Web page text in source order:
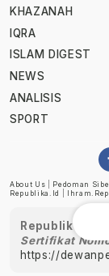
KHAZANAH
IQRA
ISLAM DIGEST
NEWS
ANALISIS
SPORT
About Us Pedoman
Republika.id
Republika
Sertifikat
https://